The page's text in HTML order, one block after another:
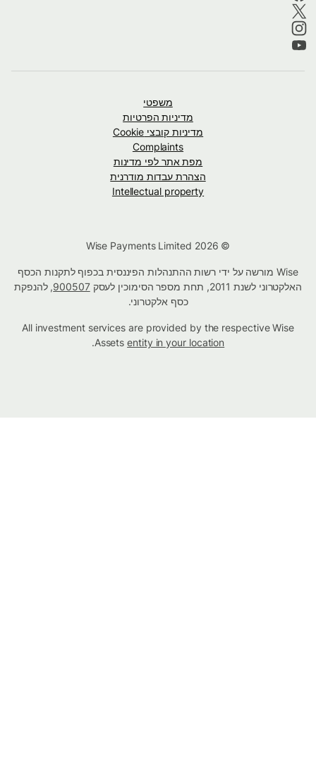
משפטי
מדיניות הפרטיות
מדיניות קובצי Cookie
Complaints
מפת אתר לפי מדינות
הצהרת עבדות מודרנית
Intellectual property
Wise מורשה על ידי רשות ההתנהלות הפיננסית בכפוף לתקנות הכסף
האלקטרוני לשנת 2011, תחת מספר הסימוכין לעסק
900507, להנפקת
כסף אלקטרוני.
All investment services are provided by the respective Wise
Assetsentity in your location
.